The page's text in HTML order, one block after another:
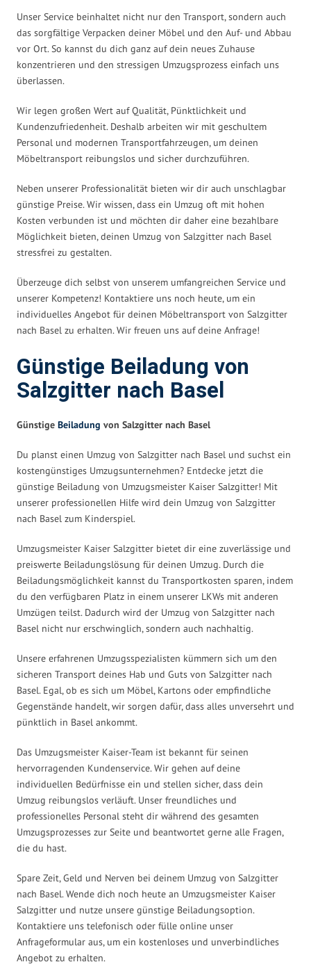
Unser Service beinhaltet nicht nur den Transport, sondern auch
das sorgfältige Verpacken deiner Möbel und den Auf- und Abbau
vor Ort. So kannst du dich ganz auf dein neues Zuhause
konzentrieren und den stressigen Umzugsprozess einfach uns
überlassen.
Wir legen großen Wert auf Qualität, Pünktlichkeit und
Kundenzufriedenheit. Deshalb arbeiten wir mit geschultem
Personal und modernen Transportfahrzeugen, um deinen
Möbeltransport reibungslos und sicher durchzuführen.
Neben unserer Professionalität bieten wir dir auch unschlagbar
günstige Preise. Wir wissen, dass ein Umzug oft mit hohen
Kosten verbunden ist und möchten dir daher eine bezahlbare
Möglichkeit bieten, deinen Umzug von Salzgitter nach Basel
stressfrei zu gestalten.
Überzeuge dich selbst von unserem umfangreichen Service und
unserer Kompetenz! Kontaktiere uns noch heute, um ein
individuelles Angebot für deinen Möbeltransport von Salzgitter
nach Basel zu erhalten. Wir freuen uns auf deine Anfrage!
Günstige Beiladung von
Salzgitter nach Basel
Günstige Beiladung von Salzgitter nach Basel
Du planst einen Umzug von Salzgitter nach Basel und suchst ein
kostengünstiges Umzugsunternehmen? Entdecke jetzt die
günstige Beiladung von Umzugsmeister Kaiser Salzgitter! Mit
unserer professionellen Hilfe wird dein Umzug von Salzgitter
nach Basel zum Kinderspiel.
Umzugsmeister Kaiser Salzgitter bietet dir eine zuverlässige und
preiswerte Beiladungslösung für deinen Umzug. Durch die
Beiladungsmöglichkeit kannst du Transportkosten sparen, indem
du den verfügbaren Platz in einem unserer LKWs mit anderen
Umzügen teilst. Dadurch wird der Umzug von Salzgitter nach
Basel nicht nur erschwinglich, sondern auch nachhaltig.
Unsere erfahrenen Umzugsspezialisten kümmern sich um den
sicheren Transport deines Hab und Guts von Salzgitter nach
Basel. Egal, ob es sich um Möbel, Kartons oder empfindliche
Gegenstände handelt, wir sorgen dafür, dass alles unversehrt und
pünktlich in Basel ankommt.
Das Umzugsmeister Kaiser-Team ist bekannt für seinen
hervorragenden Kundenservice. Wir gehen auf deine
individuellen Bedürfnisse ein und stellen sicher, dass dein
Umzug reibungslos verläuft. Unser freundliches und
professionelles Personal steht dir während des gesamten
Umzugsprozesses zur Seite und beantwortet gerne alle Fragen,
die du hast.
Spare Zeit, Geld und Nerven bei deinem Umzug von Salzgitter
nach Basel. Wende dich noch heute an Umzugsmeister Kaiser
Salzgitter und nutze unsere günstige Beiladungsoption.
Kontaktiere uns telefonisch oder fülle online unser
Anfrageformular aus, um ein kostenloses und unverbindliches
Angebot zu erhalten.